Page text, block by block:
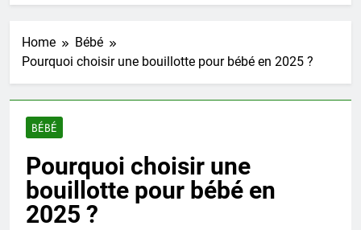
Home
Bébé
Pourquoi choisir une bouillotte pour bébé en 2025 ?
BÉBÉ
Pourquoi choisir une
bouillotte pour bébé en
2025 ?